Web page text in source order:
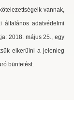
vannak,
általános adatvédelmi
2018. május 25., egy
elkerülni a jelenleg
büntetést.